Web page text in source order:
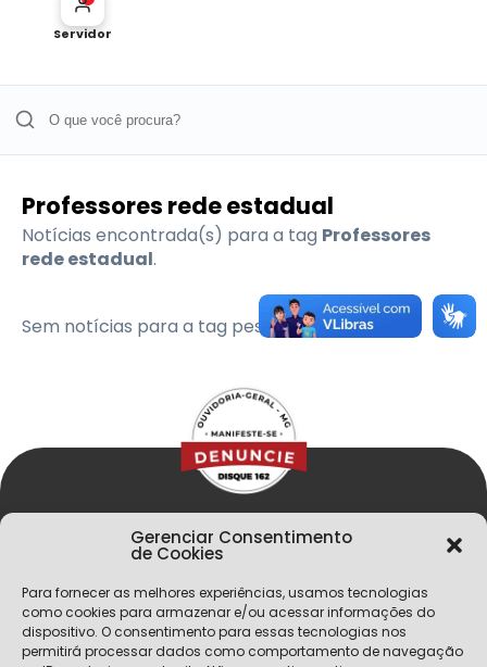
Gerenciar Consentimento
de Cookies
Para fornecer as melhores experiências, usamos tecnologias
como cookies para armazenar e/ou acessar informações do
dispositivo. O consentimento para essas tecnologias nos
permitirá processar dados como comportamento de navegação
Servidor
Professores rede estadual
Notícias encontrada(s) para a tag Professores
rede estadual.
Sem notícias para a tag pesquisada
Menu